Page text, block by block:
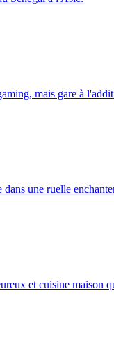
mais gare à
une ruelle
et cuisine maison